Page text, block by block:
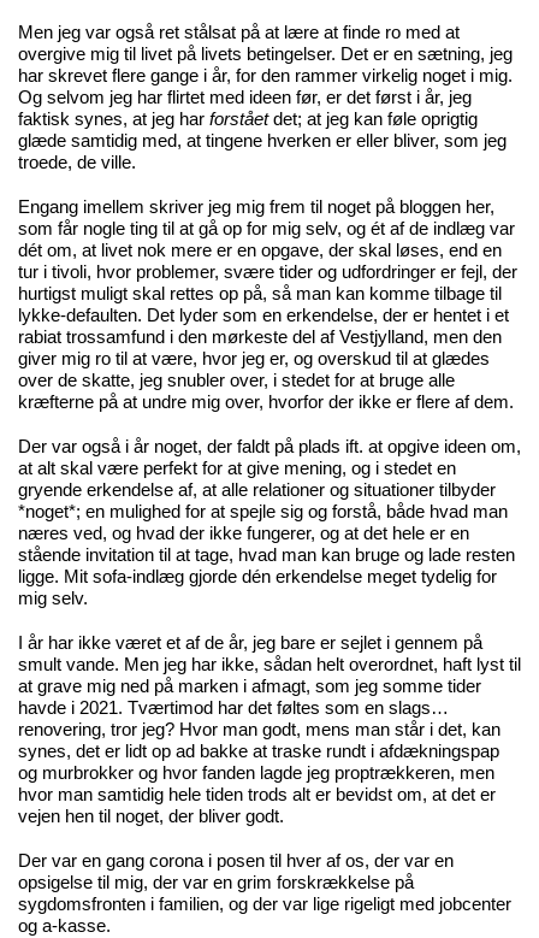
Men jeg var også ret stålsat på at lære at finde ro med at
overgive mig til livet på livets betingelser. Det er en sætning, jeg
har skrevet flere gange i år, for den rammer virkelig noget i mig.
Og selvom jeg har flirtet med ideen før, er det først i år, jeg
faktisk synes, at jeg har forståetdet; at jeg kan føle oprigtig
glæde samtidig med, at tingene hverken er eller bliver, som jeg
troede, de ville.
Engang imellem skriver jeg mig frem til noget på bloggen her,
som får nogle ting til at gå op for mig selv, og ét af de indlæg var
dét om, at livet nok mere er en opgave, der skal løses, end en
tur i tivoli, hvor problemer, svære tider og udfordringer er fejl, der
hurtigst muligt skal rettes op på, så man kan komme tilbage til
lykke-defaulten. Det lyder som en erkendelse, der er hentet i et
rabiat trossamfund i den mørkeste del af Vestjylland, men den
giver mig ro til at være, hvor jeg er, og overskud til at glædes
over de skatte, jeg snubler over, i stedet for at bruge alle
kræfterne på at undre mig over, hvorfor der ikke er flere af dem.
Der var også i år noget, der faldt på plads ift. at opgive ideen om,
at alt skal være perfekt for at give mening, og i stedet en
gryende erkendelse af, at alle relationer og situationer tilbyder
*noget*; en mulighed for at spejle sig og forstå, både hvad man
næres ved, og hvad der ikke fungerer, og at det hele er en
stående invitation til at tage, hvad man kan bruge og lade resten
ligge. Mit sofa-indlæggjorde dén erkendelse meget tydelig for
mig selv.
I år har ikke været et af de år, jeg bare er sejlet i gennem på
smult vande. Men jeg har ikke, sådan helt overordnet, haft lyst til
at grave mig ned på marken i afmagt, som jeg somme tider
havde i 2021. Tværtimod har det føltes som en slags…
renovering, tror jeg? Hvor man godt, mens man står i det, kan
synes, det er lidt op ad bakke at traske rundt i afdækningspap
og murbrokker og hvor fanden lagde jeg proptrækkeren, men
hvor man samtidig hele tiden trods alt er bevidst om, at det er
vejen hen til noget, der bliver godt.
Der var en gang corona i posen til hver af os, der var en
opsigelse til mig, der var en grim forskrækkelse på
sygdomsfronten i familien, og der var lige rigeligt med jobcenter
og a-kasse.